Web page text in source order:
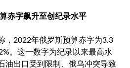
赤字飙升至创纪录水平
，2022年俄罗斯预算赤字为3.3
。这一数字为纪录以来最高水
油出口受到限制、俄乌冲突导致